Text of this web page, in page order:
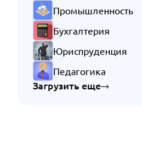
Промышленность
Бухгалтерия
Юриспруденция
Педагогика
Загрузить еще